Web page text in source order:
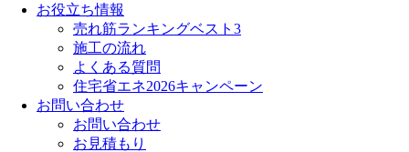
お役立ち情報
売れ筋ランキングベスト3
施工の流れ
よくある質問
住宅省エネ2026キャンペーン
お問い合わせ
お問い合わせ
お見積もり